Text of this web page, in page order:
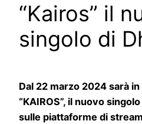
“Kairos” il
singolo di
Dal 22 marzo 2024 sarà
“KAIROS”, il nuovo
sulle piattaforme di